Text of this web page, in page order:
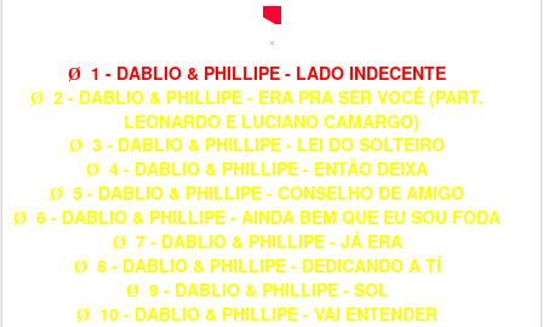
Ø 1 - DABLIO & PHILLIPE - LADO INDECENTE
Ø 2 - DABLIO & PHILLIPE - ERA PRA SER VOCÊ (PART.
LEONARDO E LUCIANO CAMARGO)
Ø 3 - DABLIO & PHILLIPE - LEI DO SOLTEIRO
Ø 4 - DABLIO & PHILLIPE - ENTÃO DEIXA
Ø 5 - DABLIO & PHILLIPE - CONSELHO DE AMIGO
Ø 6 - DABLIO & PHILLIPE - AINDA BEM QUE EU SOU FODA
Ø 7 - DABLIO & PHILLIPE - JÁ ERA
Ø 8 - DABLIO & PHILLIPE - DEDICANDO A TÍ
Ø 9 - DABLIO & PHILLIPE - SOL
Ø 10 - DABLIO & PHILLIPE - VAI ENTENDER